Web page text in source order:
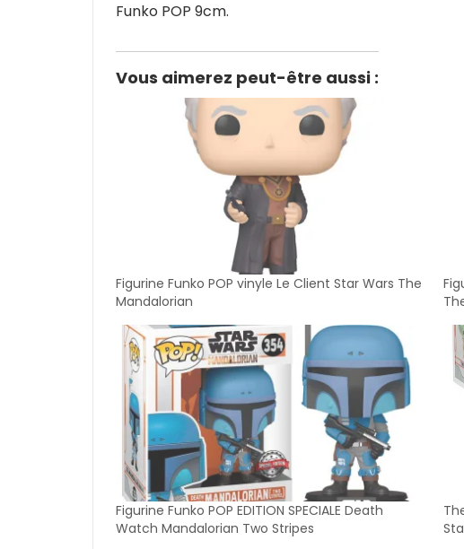
Funko POP 9cm.
Vous aimerez peut-être aussi :
Figurine Funko POP vinyle Le Client Star Wars The
Mandalorian
Figurine Funko POP EDITION SPECIALE Death
Watch Mandalorian Two Stripes